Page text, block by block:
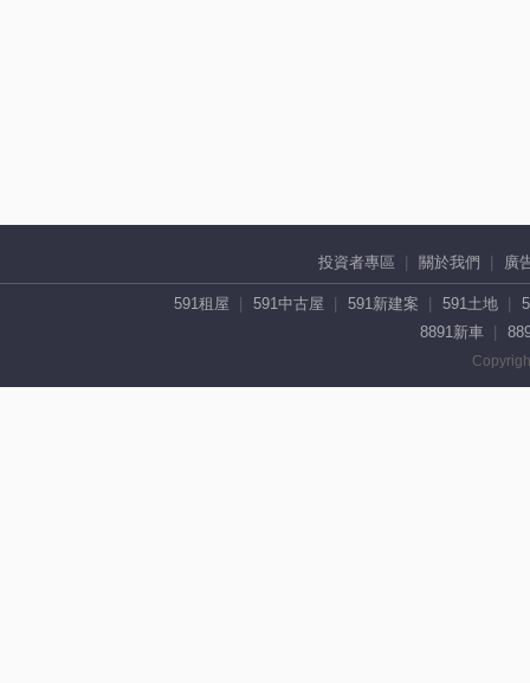
投資者專區 關於我們 廣
591租屋 591中古屋 591新建案 591土地
8891新車